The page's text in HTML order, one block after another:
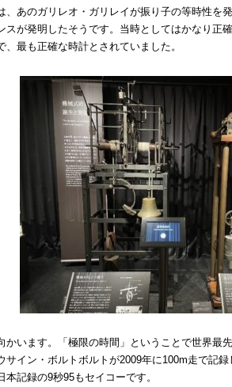
、あのガリレオ・ガリレイが振り子の等時性を
スが発明したそうです。当時としてはかなり正
、最も正確な時計とされていました。
かいます。「極限の時間」ということで世界最
サイン・ボルトボルトが2009年に100m走で記
本記録の9秒95もセイコーです。